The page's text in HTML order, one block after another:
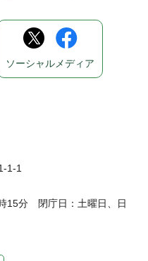
1-1
15分 閉庁日：土曜日、日
ソーシャルメディア